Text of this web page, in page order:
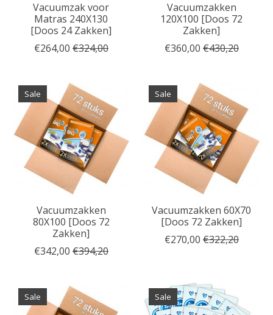
Vacuumzak voor
Matras 240X130
[Doos 24 Zakken]
€264,00 €324,00
Vacuumzakken
120X100 [Doos 72
Zakken]
€360,00 €430,20
Sale
Vacuumzakken
80X100 [Doos 72
Zakken]
€342,00 €394,20
Sale
Vacuumzakken 60X70
[Doos 72 Zakken]
€270,00 €322,20
Sale Sale